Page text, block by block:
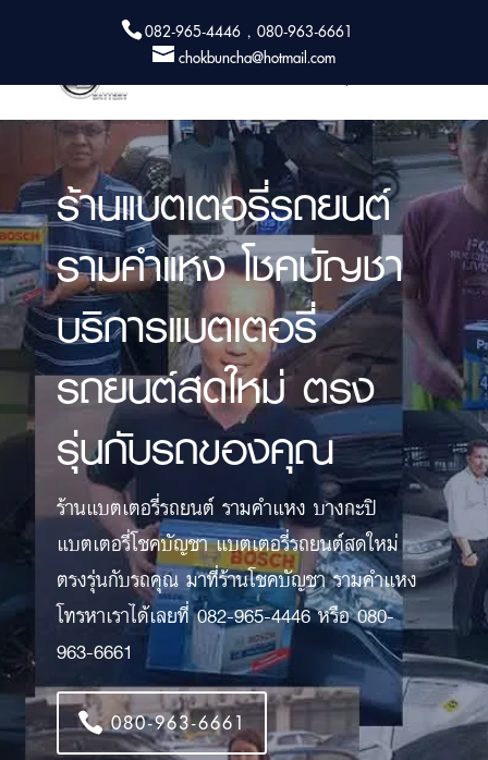
082-965-4446 , 080-963-6661
chokbuncha@hotmail.com
ร้านแบตเตอรี่รถยนต์
รามคำแหง โชคบัญชา
บริการแบตเตอรี่
รถยนต์สดใหม่ ตรง
รุ่นกับรถของคุณ
ร้านแบตเตอรี่รถยนต์ รามคำแหง บางกะปิ
แบตเตอรี่โชคบัญชา แบตเตอรี่รถยนต์สดใหม่
ตรงรุ่นกับรถคุณ มาที่ร้านโชคบัญชา รามคำแหง
โทรหาเราได้เลยที่ 082-965-4446 หรือ 080-
963-6661
080-963-6661